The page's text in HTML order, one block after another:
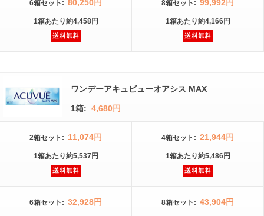
6箱セット : 80,250円
1箱あたり約4,458円
8箱セット : 99,992円
1箱あたり約4,166円
ワンデーアキュビューオアシス MAX
1箱: 4,680円
2箱セット : 11,074円
1箱あたり約5,537円
4箱セット : 21,944円
1箱あたり約5,486円
6箱セット : 32,928円 8箱セット : 43,904円